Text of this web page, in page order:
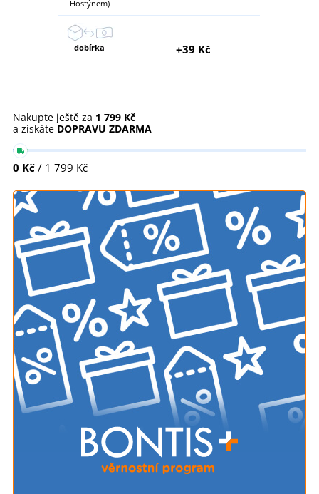
Hostýnem)
dobírka +39 Kč
Nakupte ještě za 1 799 Kč
a získáte DOPRAVU ZDARMA
0 Kč / 1 799 Kč